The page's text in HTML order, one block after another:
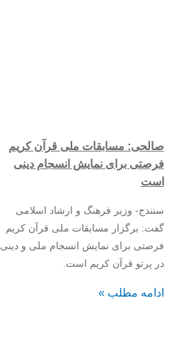
صالحی: مسابقات ملی قرآن کریم
فرصتی برای نمایش انسجام دینی
است
سنندج- وزیر فرهنگ و ارشاد اسلامی
گفت: برگزار مسابقات ملی قرآن کریم
فرصتی برای نمایش انسجام ملی و دینی
در پرتو قرآن کریم است.
ادامه مطلب »